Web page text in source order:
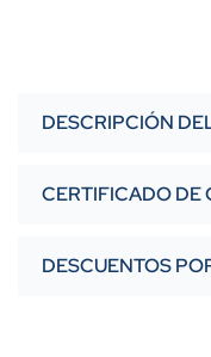
DESCRIPCIÓN
CERTIFICADO
DESCUENTOS